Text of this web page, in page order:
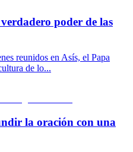
poder de las
reunidos en Asís, el Papa
de lo...
la oración con una